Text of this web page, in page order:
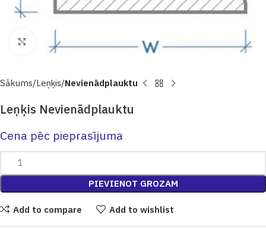
Click to enlarge
Sākums Leņķis Nevienādplauktu
Leņķis Nevienādplauktu
Cena pēc pieprasījuma
PIEVIENOT GROZAM
Add to compare Add to wishlist